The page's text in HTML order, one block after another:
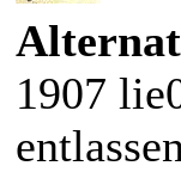
1907